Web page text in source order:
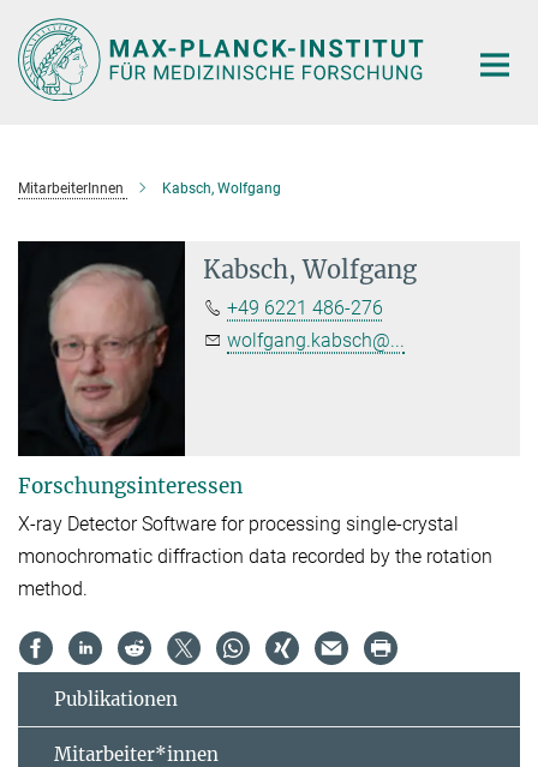
Hauptinhalt
MitarbeiterInnen Kabsch, Wolfgang
Kabsch, Wolfgang
+49 6221 486-276
wolfgang.kabsch@...
Forschungsinteressen
X-ray Detector Software for processing single-crystal
monochromatic diffraction data recorded by the rotation
method.
Publikationen
Mitarbeiter*innen